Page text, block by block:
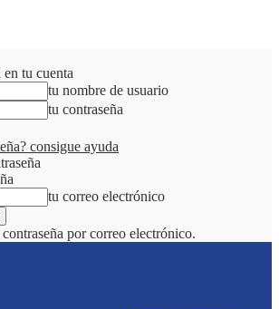
tu cuenta
tu nombre de usuario
tu contraseña
consigue ayuda
tu correo electrónico
por correo electrónico.